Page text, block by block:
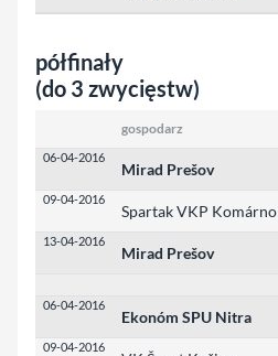
półfinały
(do 3 zwycięstw)
gospodarz
06-04-2016
Mirad Prešov
09-04-2016
Spartak VKP Komárno
13-04-2016
Mirad Prešov
06-04-2016
Ekonóm SPU Nitra
09-04-2016